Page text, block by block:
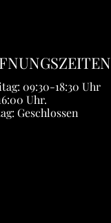
09:30-18:30 Uhr
Uhr.
Geschlossen